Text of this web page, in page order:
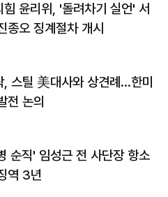
힘 윤리위, '돌려차기 실언' 서
종오 징계절차 개시
, 스틸 美대사와 상견례…한미
전 논의
순직' 임성근 전 사단장 항소
역 3년